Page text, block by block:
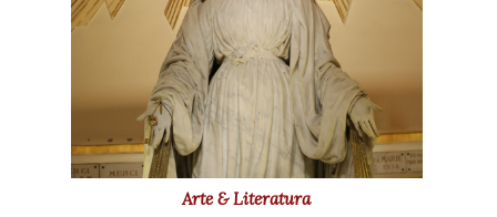
Arte & Literatura